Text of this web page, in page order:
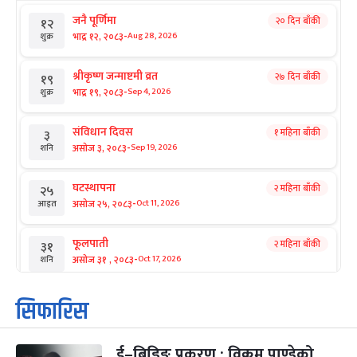
१२
शुक्र
जनै पूर्णिमा
भाद्र १२, २०८३-Aug 28, 2026
२० दिन बाँकी
१९
शुक्र
श्रीकृष्ण जन्माष्टमी व्रत
भाद्र १९, २०८३-Sep 4, 2026
२७ दिन बाँकी
३
शनि
संविधान दिवस
असोज ३, २०८३-Sep 19, 2026
१ महिना बाँकी
२५
आइत
घटस्थापना
असोज २५, २०८३-Oct 11, 2026
२ महिना बाँकी
३१
शनि
फूलपाती
असोज ३१ , २०८३-Oct 17, 2026
२ महिना बाँकी
१
आइत
कार्तिक सङ्क्रान्ति
कार्तिक १, २०८३
सिफारिस